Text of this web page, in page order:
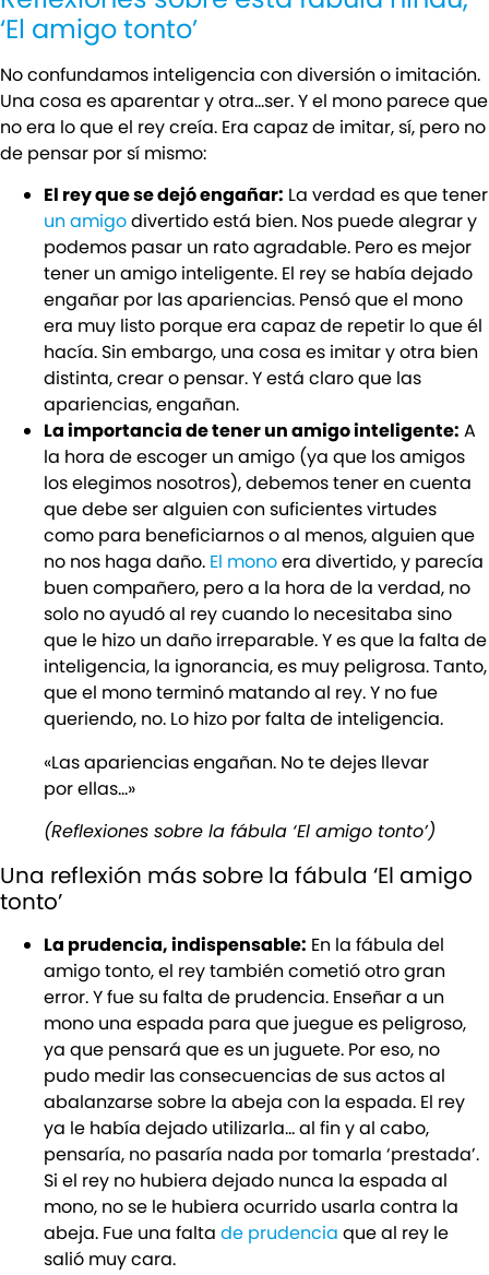
‘El amigo tonto’
No confundamos inteligencia con diversión o imitación.
Una cosa es aparentar y otra…ser. Y el mono parece que
no era lo que el rey creía. Era capaz de imitar, sí, pero no
de pensar por sí mismo:
El rey que se dejó engañar: La verdad es que tener
un amigodivertido está bien. Nos puede alegrar y
podemos pasar un rato agradable. Pero es mejor
tener un amigo inteligente. El rey se había dejado
engañar por las apariencias. Pensó que el mono
era muy listo porque era capaz de repetir lo que él
hacía. Sin embargo, una cosa es imitar y otra bien
distinta, crear o pensar. Y está claro que las
apariencias, engañan.
La importancia de tener un amigo inteligente: A
la hora de escoger un amigo (ya que los amigos
los elegimos nosotros), debemos tener en cuenta
que debe ser alguien con suficientes virtudes
como para beneficiarnos o al menos, alguien que
no nos haga daño. El monoera divertido, y parecía
buen compañero, pero a la hora de la verdad, no
solo no ayudó al rey cuando lo necesitaba sino
que le hizo un daño irreparable. Y es que la falta de
inteligencia, la ignorancia, es muy peligrosa. Tanto,
que el mono terminó matando al rey. Y no fue
queriendo, no. Lo hizo por falta de inteligencia.
«Las apariencias engañan. No te dejes llevar
por ellas…»
(Reflexiones sobre la fábula ‘El amigo tonto’)
Una reflexión más sobre la fábula ‘El amigo
tonto’
La prudencia, indispensable: En la fábula del
amigo tonto, el rey también cometió otro gran
error. Y fue su falta de prudencia. Enseñar a un
mono una espada para que juegue es peligroso,
ya que pensará que es un juguete. Por eso, no
pudo medir las consecuencias de sus actos al
abalanzarse sobre la abeja con la espada. El rey
ya le había dejado utilizarla… al fin y al cabo,
pensaría, no pasaría nada por tomarla ‘prestada’.
Si el rey no hubiera dejado nunca la espada al
mono, no se le hubiera ocurrido usarla contra la
abeja. Fue una falta de prudencia que al rey le
salió muy cara.